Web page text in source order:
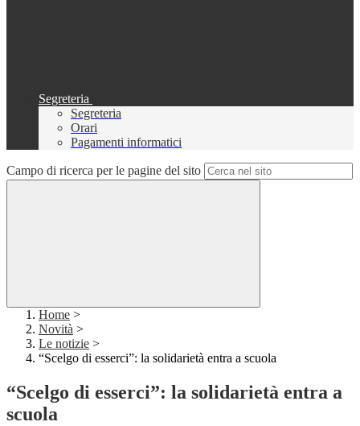
Segreteria
Segreteria
Orari
Pagamenti informatici
Campo di ricerca per le pagine del sito
Home >
Novità >
Le notizie >
“Scelgo di esserci”: la solidarietà entra a scuola
“Scelgo di esserci”: la solidarietà entra a
scuola